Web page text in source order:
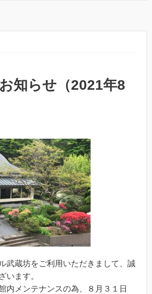
知らせ（2021年8
武蔵坊をご利用いただきまして、誠
います。
内メンテナンスの為、８月３１日